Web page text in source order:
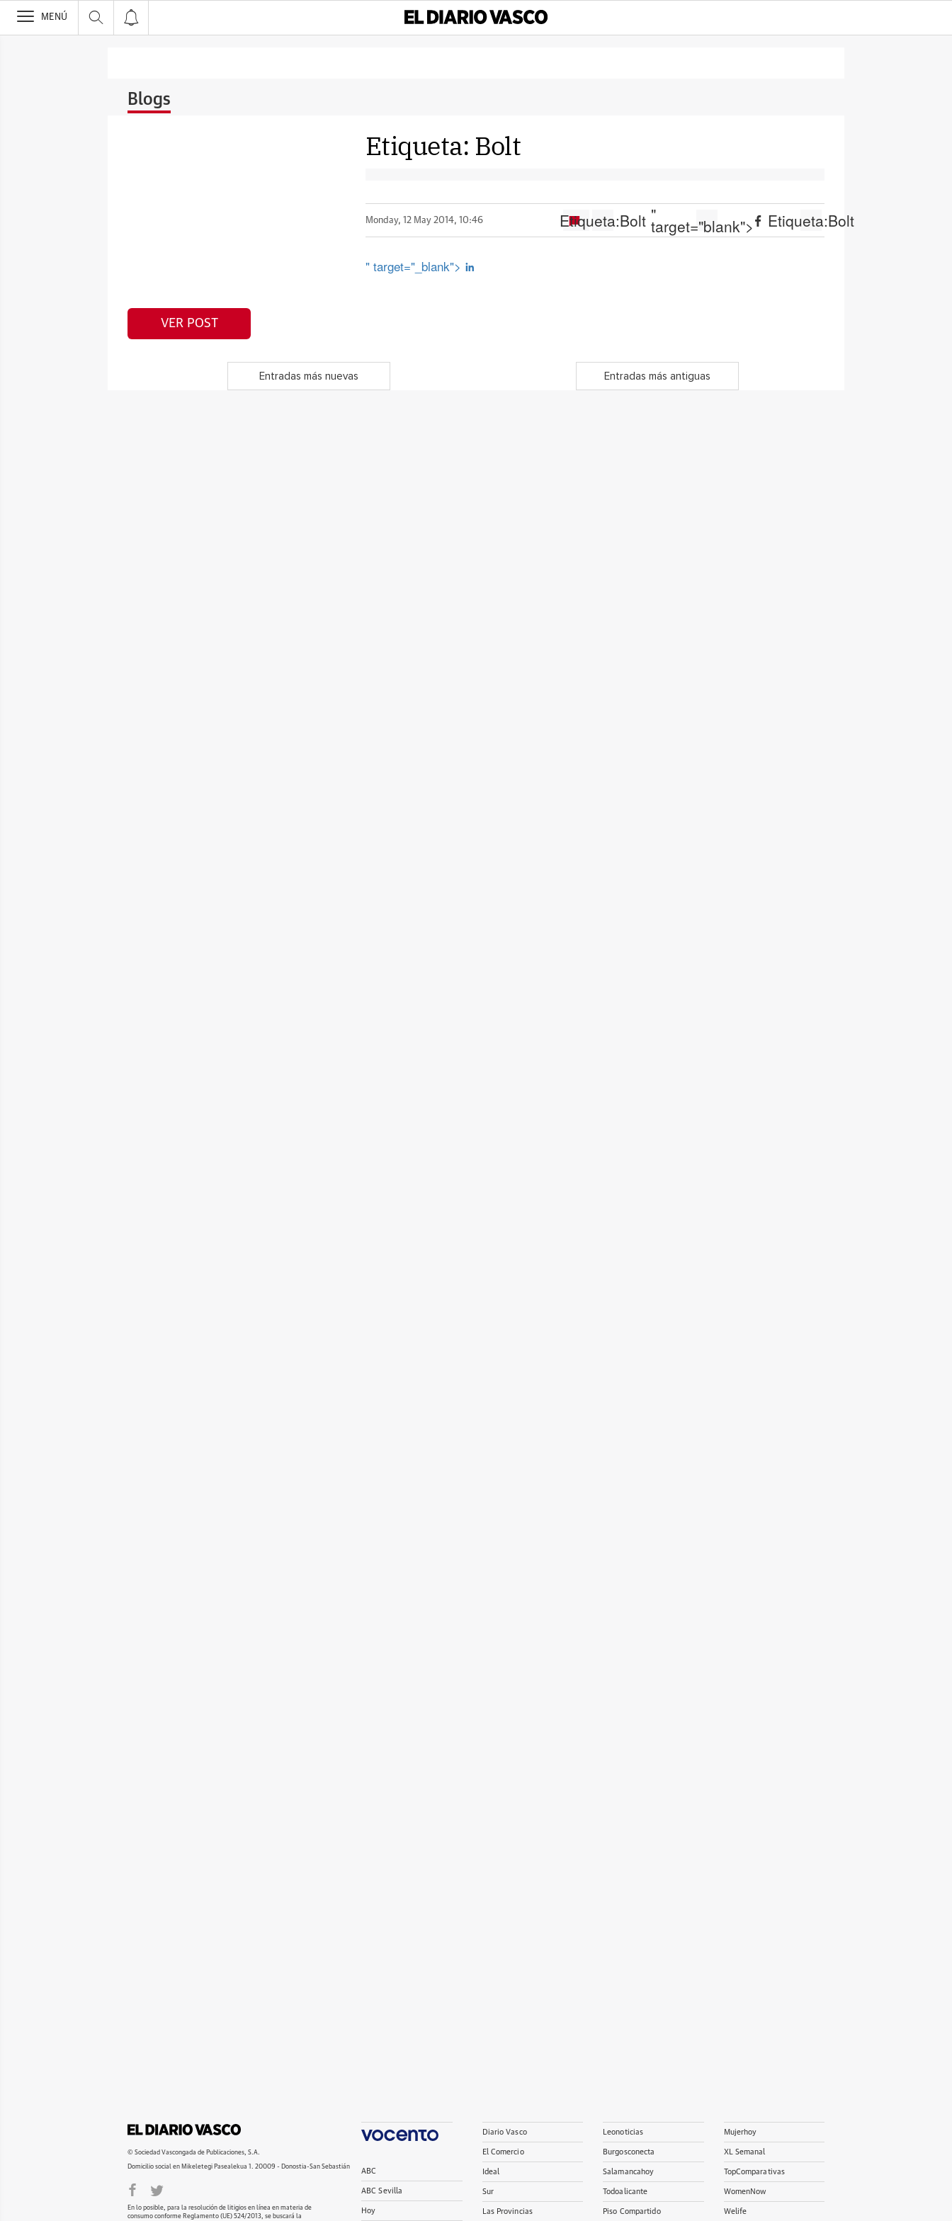
>
MENÚ
Blogs
Etiqueta: Bolt
Monday, 12 May 2014, 10:46 Etiqueta:Bolt "
target="blank"> Etiqueta:Bolt
" target="_blank">
VER POST
Entradas más nuevas Entradas más antiguas
© Sociedad Vascongada de Publicaciones, S.A.
Domicilio social en Mikeletegi Pasealekua 1. 20009 - Donostia-San Sebastián
En lo posible, para la resolución de litigios en línea en materia de
consumo conforme Reglamento (UE) 524/2013, se buscará la
ABC
ABC Sevilla
Hoy
Diario Vasco
El Comercio
Ideal
Sur
Las Provincias
Leonoticias
Burgosconecta
Salamancahoy
Todoalicante
Piso Compartido
Mujerhoy
XL Semanal
TopComparativas
WomenNow
Welife